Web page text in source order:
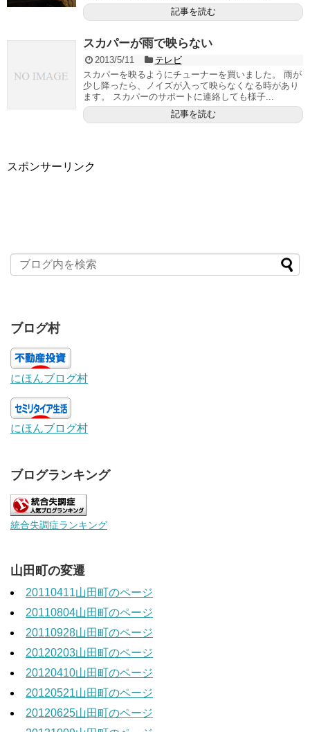
記事を読む
スカパーが雨で映らない
2013/5/11
テレビ
スカパーを映るようにチューナーを買いました。 雨が
少し降ったら、ノイズが入って映らなくなる時があり
ます。 スカパーのサポートに連絡しても様子...
記事を読む
スポンサーリンク
ブログ村
にほんブログ村
にほんブログ村
ブログランキング
統合失調症ランキング
山田町の変遷
20110411山田町のページ
20110804山田町のページ
20110928山田町のページ
20120203山田町のページ
20120410山田町のページ
20120521山田町のページ
20120625山田町のページ